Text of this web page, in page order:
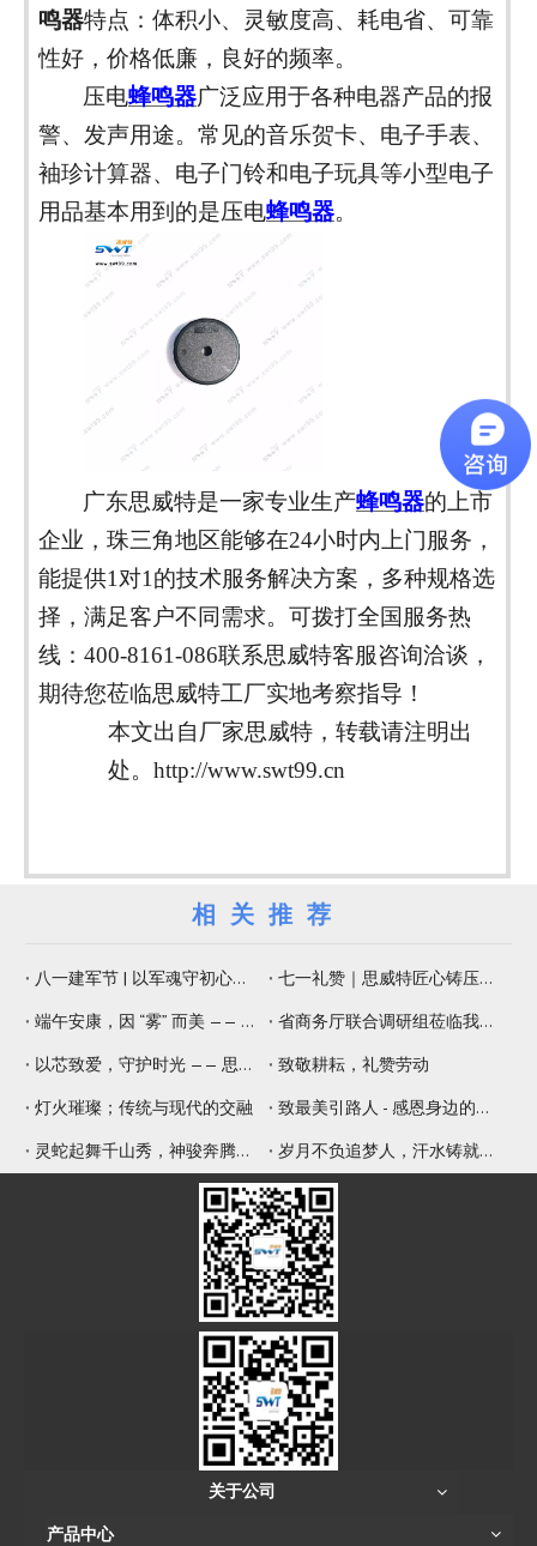
鸣器特点：体积小、灵敏度高、耗电省、可靠
性好，价格低廉，良好的频率。
压电蜂鸣器广泛应用于各种电器产品的报
警、发声用途。常见的音乐贺卡、电子手表、
袖珍计算器、电子门铃和电子玩具等小型电子
用品基本用到的是压电蜂鸣器。
广东思威特是一家专业生产蜂鸣器的上市
企业，珠三角地区能够在24小时内上门服务，
能提供1 对1 的技术服务解决方案，多种规格选
择，满足客户不同需求。可拨打全国服务热
线： 400-8161-086联系思威特客服咨询洽谈，
期待您莅临思威特工厂实地考察指导！
本文出自厂家思威特，转载请注明出
处。 http://www.swt99.cn
相关推荐
八一建军节 | 以军魂守初心，以精工铸品质
七一礼赞｜思威特匠心铸压电元器件，纳米微孔片佑健康生活
端午安康，因 “雾” 而美 —— 思威特压电雾化片，守护嗅觉与健康
省商务厅联合调研组莅临我司调研 赋能专精特新提质增效
以芯致爱，守护时光 —— 思威特致敬母亲节
致敬耕耘，礼赞劳动
灯火璀璨；传统与现代的交融
致最美引路人 - 感恩身边的师傅
灵蛇起舞千山秀，神骏奔腾九野新
岁月不负追梦人，汗水铸就辉煌年
关于公司
产品中心